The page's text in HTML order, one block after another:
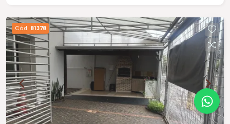
Cód. 81378